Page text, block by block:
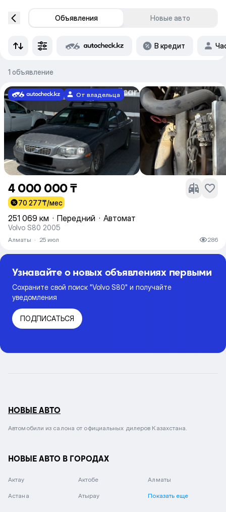
Объявления Новые авто
В кредит
1 объявление
От владельца
4 000 000 ₸
70 277₸/мес
251 069 км · Передний · Автомат
Volvo S80 2005
Алматы · 25 июл 286
Узнавайте о новых объявлениях первыми
Сохраните свой поиск "Volvo S80" и получайте
уведомления
ПОДПИСАТЬСЯ
НОВЫЕ АВТО
Автомобили из салона от официальных дилеров Казахстана.
НОВЫЕ АВТО В ГОРОДАХ
Актау Актобе Алматы
Астана Атырау Показать еще